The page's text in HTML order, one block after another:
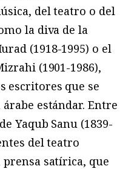
del teatro o del
la diva de la
(1918-1995) o el
(1901-1986),
escritores que se
estándar. Entre
Yaqub Sanu (1839-
del teatro
satírica, que